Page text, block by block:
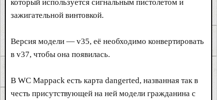
который используется сигнальным пистолетом и
зажигательной винтовкой.
Версия модели — v35, её необходимо конвертировать
в v37, чтобы она появилась.
В WC Mappack есть карта dangerted, названная так в
честь присутствующей на ней модели гражданина с